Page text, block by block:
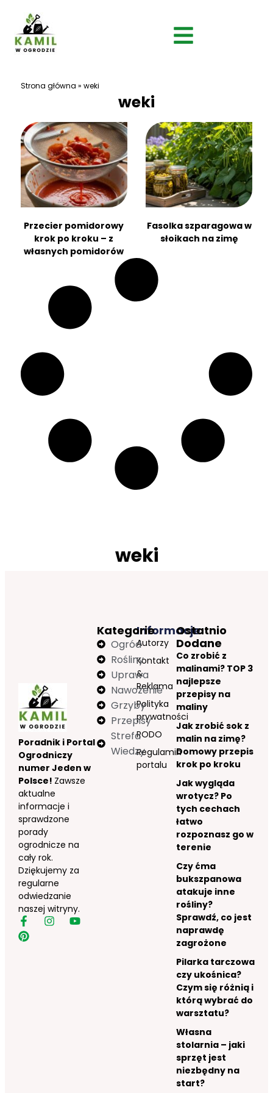
Strona główna » weki
weki
Przecier pomidorowy
krok po kroku – z
własnych pomidorów
Fasolka szparagowa w
słoikach na zimę
weki
Poradnik i Portal
Ogrodniczy
numer Jeden w
Polsce! Zawsze
aktualne
informacje i
sprawdzone
porady
ogrodnicze na
cały rok.
Dziękujemy za
regularne
odwiedzanie
naszej witryny.
Informacje
Autorzy
Kontakt
&
Reklama
Polityka
prywatności
RODO
Regulamin
portalu
Kategorie
Ogród
Rośliny
Uprawa
Nawożenie
Grzyby
Przepisy
Strefa
Wiedzy
Ostatnio
Dodane
Co zrobić z
malinami? TOP 3
najlepsze
przepisy na
maliny
Jak zrobić sok z
malin na zimę?
Domowy przepis
krok po kroku
Jak wygląda
wrotycz? Po
tych cechach
łatwo
rozpoznasz go w
terenie
Czy ćma
bukszpanowa
atakuje inne
rośliny?
Sprawdź, co jest
naprawdę
zagrożone
Pilarka tarczowa
czy ukośnica?
Czym się różnią i
którą wybrać do
warsztatu?
Własna
stolarnia – jaki
sprzęt jest
niezbędny na
start?